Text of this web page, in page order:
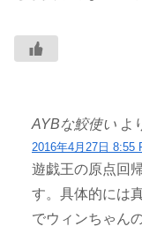
AYBな鮫使い よ
2016年4月27日 8:55
遊戯王の原点回
す。具体的には
でウィンちゃん